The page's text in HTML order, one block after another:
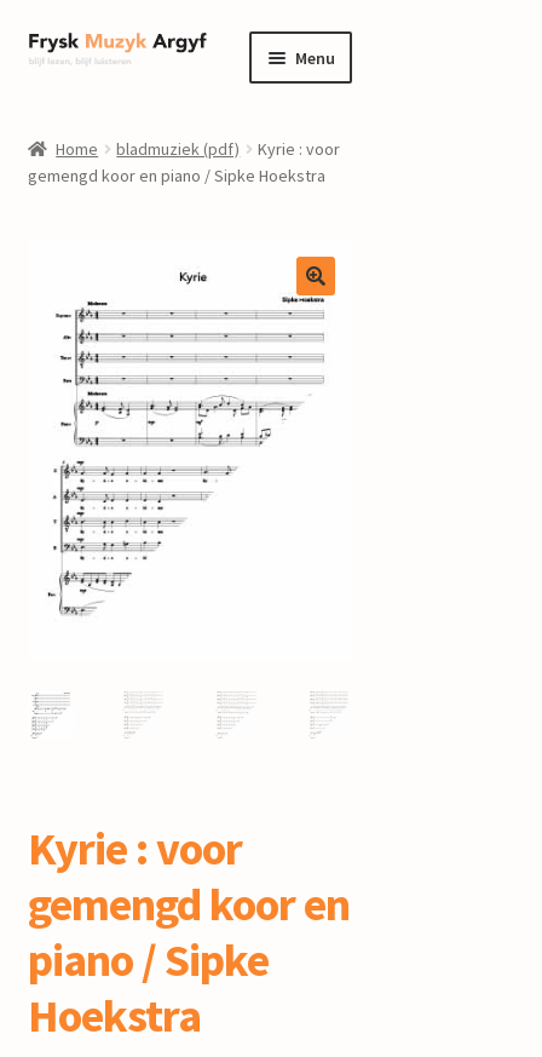
Ga
door
navigatie
Ga
naar
inhoud
Menu
informatie
Submenu
uitvouwen
Componisten
nieuws
events
contact
mijn account
Home bladmuziek (pdf)
Kyrie : voor
gemengd koor en piano / Sipke Hoekstra
Kyrie : voor
gemengd koor en
piano / Sipke
Hoekstra